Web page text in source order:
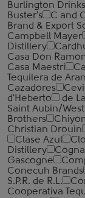
Burlington
Buster's
C and
Brand & Export
Campbell Mayer
Distillery
Casa Don
Casa Maestri
Tequilera de
Cazadores
d'Heberto
de
Saint Aubin/
Brothers
Christian Drouin
Clase Azul
Distillery
Gascogne
Conecuh Brands
S.P.R. de R.L.
Cooperativa